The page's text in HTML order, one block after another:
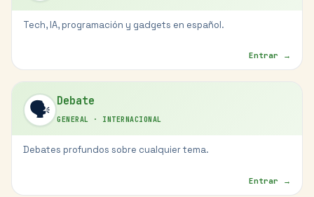
Tech, IA, programación y gadgets en español.
Entrar →
🗣️ Debate
GENERAL · INTERNACIONAL
Debates profundos sobre cualquier tema.
Entrar →